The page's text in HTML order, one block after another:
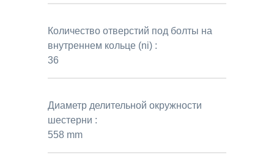
Количество отверстий под болты на
внутреннем кольце (ni) :
36
Диаметр делительной окружности
шестерни :
558 mm